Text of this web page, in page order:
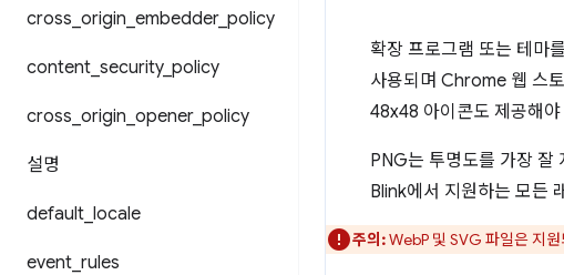
cross origin embedder_ policy
content security_ policy
cross origin opener_ policy
설명
default locale
event rules
확장 프로그램 또는 테마
사용되며 Chrome 웹 스
48x48 아이콘도 제공해
PNG는 투명도를 가장 잘
Blink에서 지원하는 모든
주의:WebP 및 SVG 파일은 지